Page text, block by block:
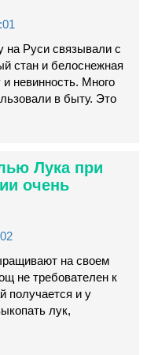
на Руси связывали с
стан и белоснежная
и невинность. Много
в быту. Это
Лука при
очень
на своем
не требователен к
получается и у
лук,